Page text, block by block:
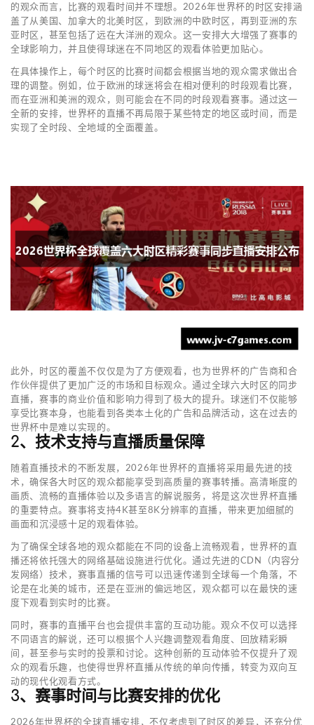
的观众而言，比赛的观看时间并不理想。2026年世界杯的时区安排涵
盖了从美国、加拿大的北美时区，到欧洲的中欧时区，再到亚洲的东
亚时区，甚至包括了远在大洋洲的观众。这一安排大大增强了赛事的
全球影响力，并且使得球迷在不同地区的观看体验更加贴心。
在具体操作上，每个时区的比赛时间都会根据当地的观众需求做出合
理的调整。例如，位于欧洲的球迷将会在相对便利的时段观看比赛，
而在亚洲和美洲的观众，则可能会在不同的时段观看赛事。通过这一
全新的安排，世界杯的直播不再局限于某些特定的地区或时间，而是
实现了全时段、全地域的全面覆盖。
此外，时区的覆盖不仅仅是为了方便观看，也为世界杯的广告商和合
作伙伴提供了更加广泛的市场和目标观众。通过全球六大时区的同步
直播，赛事的商业价值和影响力得到了极大的提升。球迷们不仅能够
享受比赛本身，也能看到各类本土化的广告和品牌活动，这在过去的
世界杯中是难以实现的。
2、技术支持与直播质量保障
随着直播技术的不断发展，2026年世界杯的直播将采用最先进的技
术，确保各大时区的观众都能享受到高质量的赛事转播。高清晰度的
画质、流畅的直播体验以及多语言的解说服务，将是这次世界杯直播
的重要特点。赛事将支持4K甚至8K分辨率的直播，带来更加细腻的
画面和沉浸感十足的观看体验。
为了确保全球各地的观众都能在不同的设备上流畅观看，世界杯的直
播还将依托强大的网络基础设施进行优化。通过先进的CDN（内容分
发网络）技术，赛事直播的信号可以迅速传递到全球每一个角落，不
论是在北美的城市，还是在亚洲的偏远地区，观众都可以在最快的速
度下观看到实时的比赛。
同时，赛事的直播平台也会提供丰富的互动功能。观众不仅可以选择
不同语言的解说，还可以根据个人兴趣调整观看角度、回放精彩瞬
间，甚至参与实时的投票和讨论。这种创新的互动体验不仅提升了观
众的观看乐趣，也使得世界杯直播从传统的单向传播，转变为双向互
动的现代化观看方式。
3、赛事时间与比赛安排的优化
2026年世界杯的全球直播安排，不仅考虑到了时区的差异，还充分优